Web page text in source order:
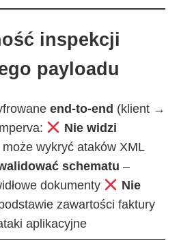
inspekcji
payloadu
end-to-end (klient →
Nie widzi
wykryć ataków XML
schematu –
dokumenty
Nie
zawartości faktury
aplikacyjne